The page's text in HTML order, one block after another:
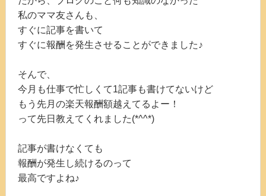
私のママ友さんも、
すぐに記事を書いて
すぐに報酬を発生させることができました♪
そんで、
今月も仕事で忙しくて1記事も書けてないけど
もう先月の楽天報酬額越えてるよー！
って先日教えてくれました(*^^*)
記事が書けなくても
報酬が発生し続けるのって
最高ですよね♪